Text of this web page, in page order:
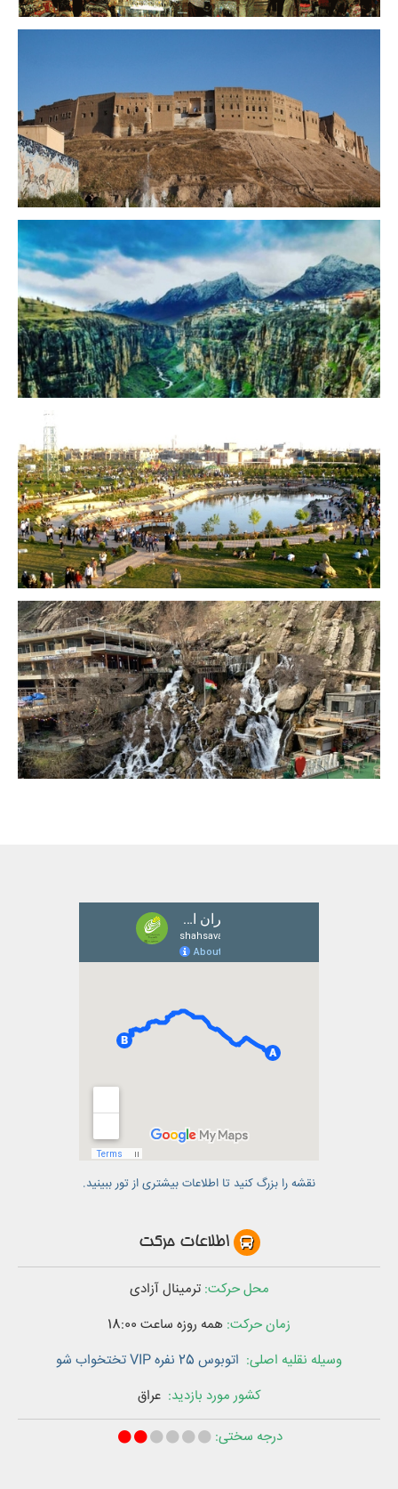
نقشه را بزرگ کنید تا اطلاعات بیشتری از تور ببینید.
اطلاعات حرکت
محل حرکت:ترمینال آزادی
زمان حرکت: همه روزه ساعت 18:00
وسیله نقلیه اصلی: اتوبوس 25 نفره VIP تختخواب شو
کشور‌ مورد بازدید: عراق
درجه سختی: